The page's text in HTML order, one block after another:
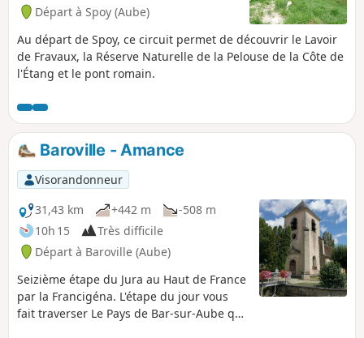
Départ à Spoy (Aube)
Au départ de Spoy, ce circuit permet de découvrir le Lavoir
de Fravaux, la Réserve Naturelle de la Pelouse de la Côte de
l'Étang et le pont romain.
Baroville - Amance
Visorandonneur
31,43 km
+442 m
-508 m
10h 15
Très difficile
Départ à Baroville (Aube)
Seizième étape du Jura au Haut de France
par la Francigéna. L'étape du jour vous
fait traverser Le Pays de Bar-sur-Aube qui